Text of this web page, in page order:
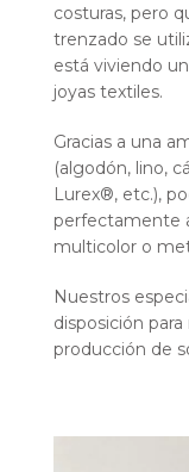
costuras, pero
trenzado se
está viviendo
joyas textiles.
Gracias a una
(algodón, lino,
Lurex®, etc.),
perfectamente
multicolor o
Nuestros
disposición
producción de